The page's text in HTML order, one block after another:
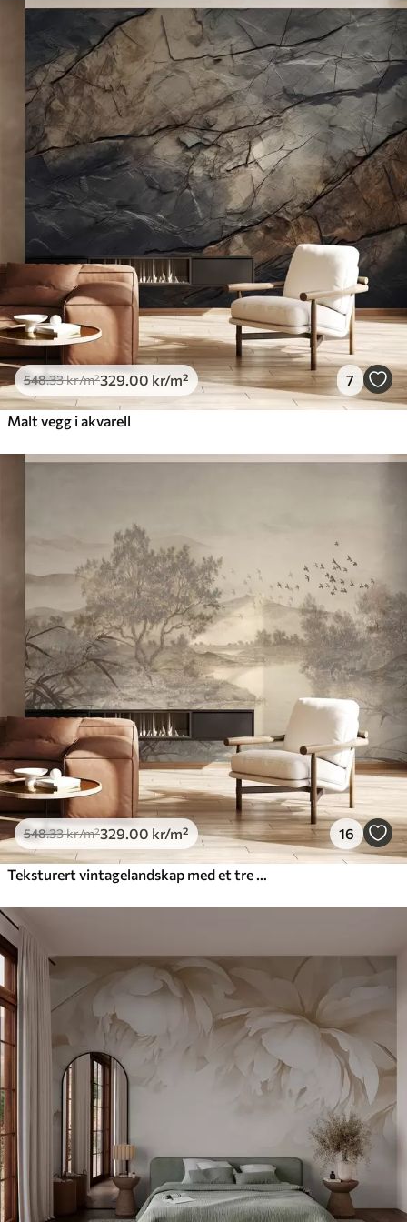
Tilgjengelige materialer
Standard
548.33 329.00kr /m²
Premium
665.00 399.00kr /m²
Premium vinyl
650 .00 /m²
Peel and Stick
925.00 .00 /m²
548.33kr/m²329 .00 kr/m² 7
Malt vegg i akvarell
548.33kr/m²329 .00 kr/m² 16